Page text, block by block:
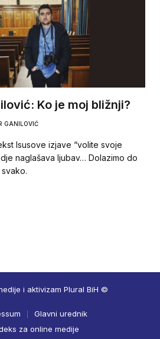
Ko je moj bližnji?
GANILOVIĆ
Isusove izjave “volite svoje
naglašava ljubav… Dolazimo do
i aktivizam Plural BiH ©
Glavni urednik
za online medije